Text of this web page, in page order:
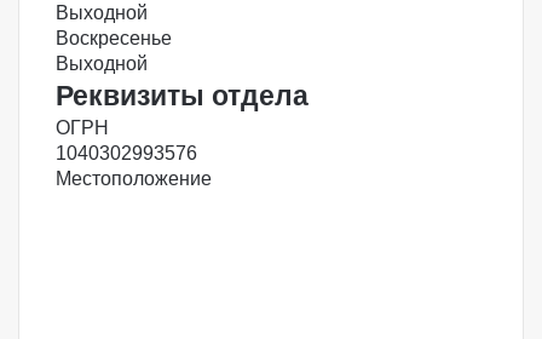
Выходной
Воскресенье
Выходной
Реквизиты отдела
ОГРН
1040302993576
Местоположение